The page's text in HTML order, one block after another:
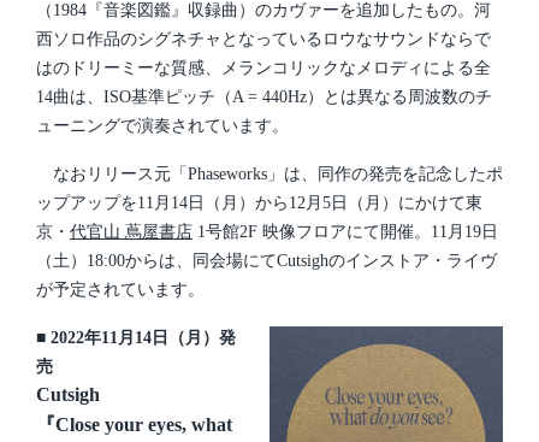
（1984『音楽図鑑』収録曲）のカヴァーを追加したもの。河
西ソロ作品のシグネチャとなっているロウなサウンドならで
はのドリーミーな質感、メランコリックなメロディによる全
14曲は、ISO基準ピッチ（A = 440Hz）とは異なる周波数のチ
ューニングで演奏されています。
なおリリース元「Phaseworks」は、同作の発売を記念したポ
ップアップを11月14日（月）から12月5日（月）にかけて東
京・ 代官山 蔦屋書店 1号館2F 映像フロアにて開催。11月19日
（土）18:00からは、同会場にてCutsighのインストア・ライヴ
が予定されています。
■ 2022年11月14日（月）発
売
Cutsigh
『Close your eyes, what